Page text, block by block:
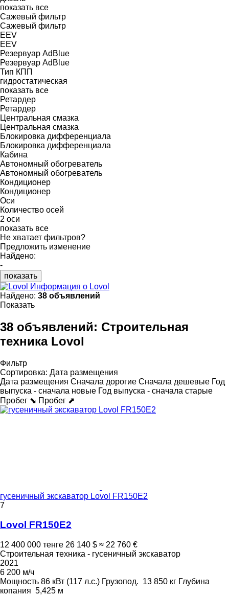
показать все
Сажевый фильтр
Сажевый фильтр
EEV
EEV
Резервуар AdBlue
Резервуар AdBlue
Тип КПП
гидростатическая
показать все
Ретардер
Ретардер
Центральная смазка
Центральная смазка
Блокировка дифференциала
Блокировка дифференциала
Кабина
Автономный обогреватель
Автономный обогреватель
Кондиционер
Кондиционер
Оси
Количество осей
2 оси
показать все
Не хватает фильтров?
Предложить изменение
Найдено:
-
показать
Информация о Lovol
Найдено: 38 объявлений
Показать
38 объявлений: Строительная
техника Lovol
Фильтр
Сортировка: Дата размещения
Дата размещения Сначала дорогие Сначала дешевые Год
выпуска - сначала новые Год выпуска - сначала старые
Пробег ⬊ Пробег ⬈
гусеничный экскаватор Lovol FR150E2
7
Lovol FR150E2
12 400 000 тенге 26 140 $ ≈ 22 760 €
Строительная техника - гусеничный экскаватор
2021
6 200 м/ч
Мощность 86 кВт (117 л.с.) Грузопод. 13 850 кг Глубина
копания 5,425 м